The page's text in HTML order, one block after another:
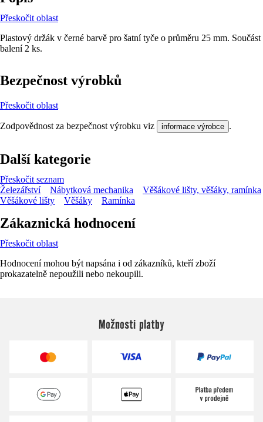
Přeskočit oblast
Plastový držák v černé barvě pro šatní tyče o průměru 25 mm. Součást
balení 2 ks.
Bezpečnost výrobků
Přeskočit oblast
Zodpovědnost za bezpečnost výrobku viz informace výrobce .
Další kategorie
Přeskočit seznam
Železářství
Nábytková mechanika
Věšákové lišty, věšáky, ramínka
Věšákové lišty
Věšáky Ramínka
Zákaznická hodnocení
Přeskočit oblast
Hodnocení mohou být napsána i od zákazníků, kteří zboží
prokazatelně nepoužili nebo nekoupili.
Možnosti platby